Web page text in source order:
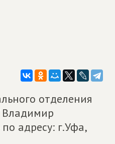
отделения
адресу: г.Уфа,